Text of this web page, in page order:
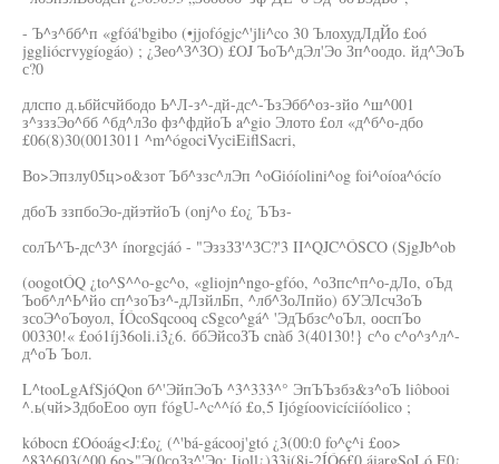
- Ъ^з^бб^п «gfóá'bgibo (•jjofógjc^'jli^co 30 ЪлохудЛдЙо £oó
jggliócrvygíogáo) ; ¿Зео^З^ЗО) £OJ ЪоЪ^дЭл'Эо Зп^оодо. йд^ЭоЪ
с?0
длспо д.ьбйсчйбодо Ь^Л-з^-дй-дс^-ЪзЭбб^оз-зйо ^ш^001
з^зззЭо^бб ^бд^лЗо фз^фдйоЪ a^gio Элото £ол «д^б^о-дбо
£06(8)30(0013011 ^m^ógociVyciEiflSacri,
Во>Эпзлу05ц>о&зот Ъб^ззс^лЭп ^oGióíolini^og foi^oíoa^ócío
дбоЪ ззпбоЭо-дйэтйоЪ (onj^o £o¿ ЪЪз-
солЪ^Ъ-дс^З^ ínorgcjáó - "ЭззЗЗ'^ЗС?'3 II^QJC^ÓSCO (SjgJb^ob
(oogotÓQ ¿to^S^^o-gc^o, «gliojn^ngo-gfóo, ^оЗпс^п^о-дЛо, оЪд
Ъоб^л^Ь^йо сп^зоЪз^-дЛзйлБп, ^лб^ЗоЛпйо) бУЭЛсчЗоЪ
зсоЭ^оЪоуол, ÍÓcoSqcooq cSgco^gá^ 'ЭдЪбзс^оЪл, ооспЪо
00330!« £oó1íj36oli.i3¿6. ббЭйсоЗЪ cnàб 3(40130!} с^о с^о^з^л^-
д^оЪ Ъол.
L^tooLgAfSjóQon б^'ЭйпЭоЪ ^3^333^° ЭпЪЪзбз&з^оЪ liôbooi
^.ь(чй>ЗдбоЕоо оуп fógU-^c^^íó £о,5 Ijógíoovicíciíóolico ;
kóbocn £Oóoág<J:£o¿ (^'bá-gácooj'gtó ¿3(00:0 fo^ç^i £оо>